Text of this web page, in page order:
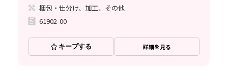
梱包・仕分け、加工、その他
61902-00
キープする 詳細を見る